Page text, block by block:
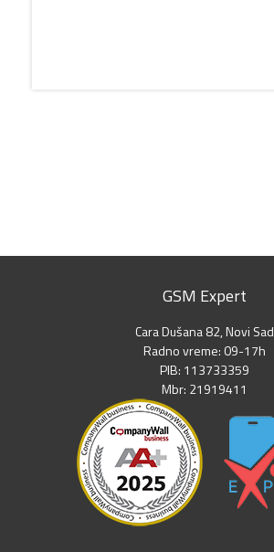
GSM Expert
Cara Dušana 82, Novi Sad
Radno vreme: 09-17h
PIB: 113733359
Mbr: 21919411